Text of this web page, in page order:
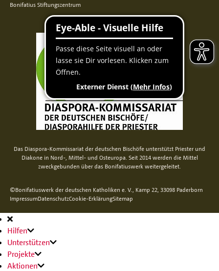
Bonifatius Stiftungszentrum
Das Diaspora-Kommissariat der deutschen Bischöfe unterstützt Priester und
Diakone in Nord-, Mittel- und Osteuropa. Seit 2014 werden die Mittel
zweckgebunden über das Bonifatiuswerk weitergeleitet.
©Bonifatiuswerk der deutschen Katholiken e. V., Kamp 22, 33098 Paderborn
ImpressumDatenschutzCookie-ErklärungSitemap
Hauptnavigation
Hilfen
Unterstützen
Projekte
Aktionen